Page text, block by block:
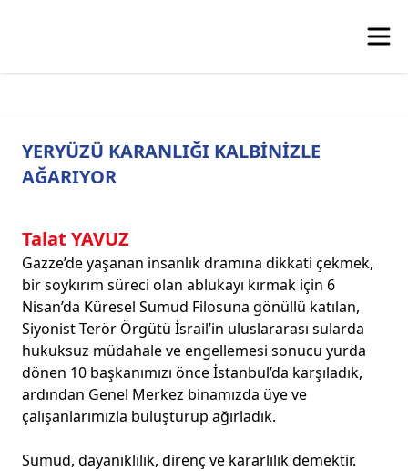
YERYÜZÜ KARANLIĞI KALBİNİZLE
AĞARIYOR
Talat YAVUZ
Gazze’de yaşanan insanlık dramına dikkati çekmek,
bir soykırım süreci olan ablukayı kırmak için 6
Nisan’da Küresel Sumud Filosuna gönüllü katılan,
Siyonist Terör Örgütü İsrail’in uluslararası sularda
hukuksuz müdahale ve engellemesi sonucu yurda
dönen 10 başkanımızı önce İstanbul’da karşıladık,
ardından Genel Merkez binamızda üye ve
çalışanlarımızla buluşturup ağırladık.
Sumud, dayanıklılık, direnç ve kararlılık demektir.